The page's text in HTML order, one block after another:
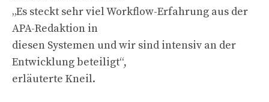
„Es steckt sehr viel Workflow-Erfahrung aus der
APA-Redaktion in
diesen Systemen und wir sind intensiv an der
Entwicklung beteiligt“,
erläuterte Kneil.